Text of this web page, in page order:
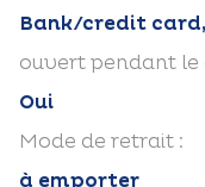
Bank/credit
ouvert pendant
Oui
Mode de retrait :
à emporter